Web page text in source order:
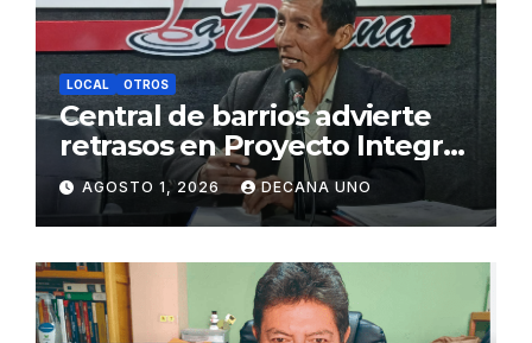
LOCAL OTROS
Central de barrios advierte
retrasos en Proyecto Integral
de Agua y Alcantarillado para
Juliaca
AGOSTO 1, 2026 DECANA UNO